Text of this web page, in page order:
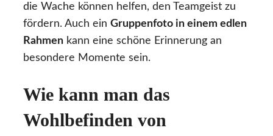
die Wache können helfen, den Teamgeist zu
fördern. Auch ein Gruppenfoto in einem edlen
Rahmen kann eine schöne Erinnerung an
besondere Momente sein.
Wie kann man das
Wohlbefinden von